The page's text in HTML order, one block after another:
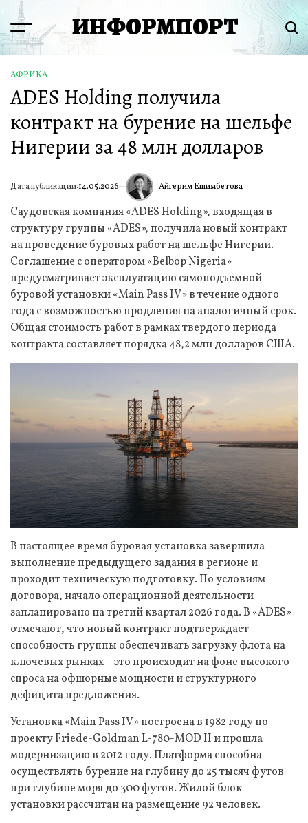
Перейти
содержимому
Menu ИНФОРМПОРТ
ОПУБЛИКОВАНО
В
АФРИКА
ADES Holding получила
контракт на бурение на шельфе
Нигерии за 48 млн долларов
Дата публикации:14.05.2026 ИА Айгерим Ешимбетова
Саудовская компания «ADES Holding», входящая в
структуру группы «ADES», получила новый контракт
на проведение буровых работ на шельфе Нигерии.
Соглашение с оператором «Belbop Nigeria»
предусматривает эксплуатацию самоподъемной
буровой установки «Main Pass IV» в течение одного
года с возможностью продления на аналогичный срок.
Общая стоимость работ в рамках твердого периода
контракта составляет порядка 48,2 млн долларов США.
В настоящее время буровая установка завершила
выполнение предыдущего задания в регионе и
проходит техническую подготовку. По условиям
договора, начало операционной деятельности
запланировано на третий квартал 2026 года. В «ADES»
отмечают, что новый контракт подтверждает
способность группы обеспечивать загрузку флота на
ключевых рынках – это происходит на фоне высокого
спроса на офшорные мощности и структурного
дефицита предложения.
Установка «Main Pass IV» построена в 1982 году по
проекту Friede-Goldman L-780-MOD II и прошла
модернизацию в 2012 году. Платформа способна
осуществлять бурение на глубину до 25 тысяч футов
при глубине моря до 300 футов. Жилой блок
установки рассчитан на размещение 92 человек.